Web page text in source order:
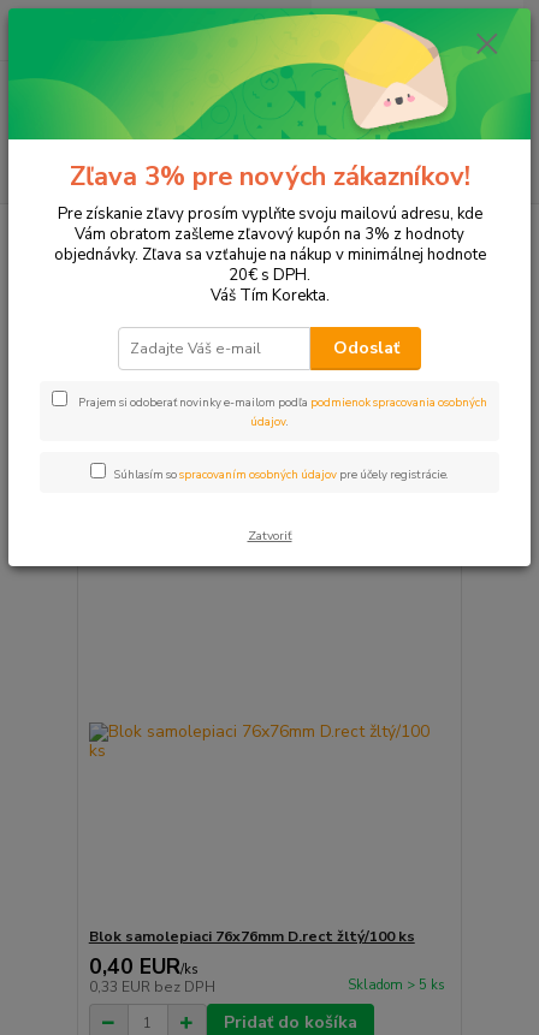
Hľadať
ks
za 0,00 EUR
Papier a zošity Bloky a zápisníky Bloky
Upresniť parametre
Najdrahšie
Zobrazujem 1-20 z 20
Blok samolepiaci 76x76mm D.rect žltý/100 ks
0,40 EUR/ks
0,33 EUR bez DPH Skladom > 5 ks
Pridať do košíka
Zľava 3% pre nových zákazníkov!
Pre získanie zľavy prosím vyplňte svoju mailovú adresu, kde
Vám obratom zašleme zľavový kupón na 3% z hodnoty
objednávky. Zľava sa vzťahuje na nákup v minimálnej hodnote
20€ s DPH.
Váš Tím Korekta.
Odoslať
Prajem si odoberať novinky e-mailom podľa podmienok spracovania osobných
údajov.
Súhlasím sospracovaním osobných údajov pre účely registrácie.
Zatvoriť